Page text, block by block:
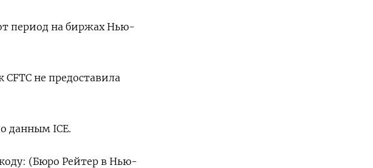
период на биржах Нью-
не предоставила
данным ICE.
(Бюро Рейтер в Нью-